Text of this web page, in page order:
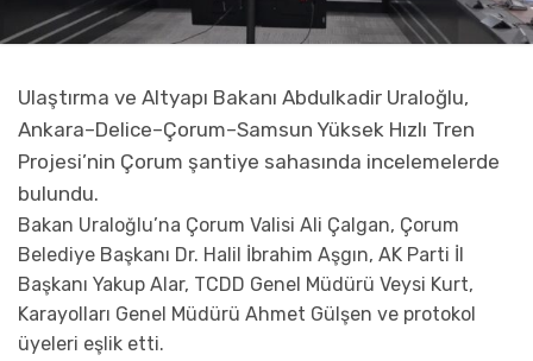
Ulaştırma ve Altyapı Bakanı Abdulkadir Uraloğlu,
Ankara–Delice–Çorum–Samsun Yüksek Hızlı Tren
Projesi’nin Çorum şantiye sahasında incelemelerde
bulundu.
Bakan Uraloğlu’na Çorum Valisi Ali Çalgan, Çorum
Belediye Başkanı Dr. Halil İbrahim Aşgın, AK Parti İl
Başkanı Yakup Alar, TCDD Genel Müdürü Veysi Kurt,
Karayolları Genel Müdürü Ahmet Gülşen ve protokol
üyeleri eşlik etti.